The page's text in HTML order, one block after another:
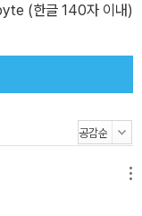
(한글 140자 이내)